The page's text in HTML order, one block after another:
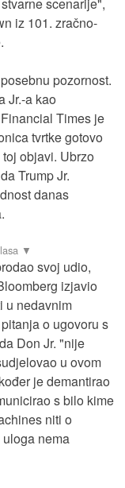
iz 101. zračno-
pozornost.
Jr.-a kao
Times je
tvrtke gotovo
objavi. Ubrzo
Trump Jr.
danas
svoj udio,
izjavio
u nedavnim
o ugovoru s
Don Jr. "nije
u ovom
je demantirao
s bilo kime
niti o
nema